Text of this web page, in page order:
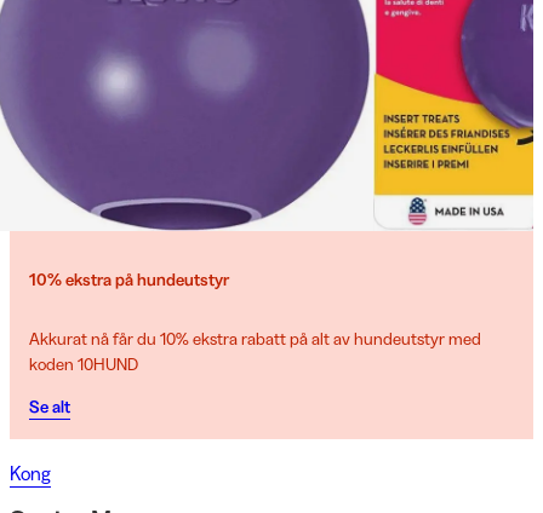
10% ekstra på hundeutstyr
Akkurat nå får du 10% ekstra rabatt på alt av hundeutstyr med
koden 10HUND
Se alt
Kong